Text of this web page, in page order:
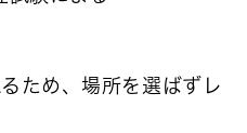
ため、場所を選ばずレ